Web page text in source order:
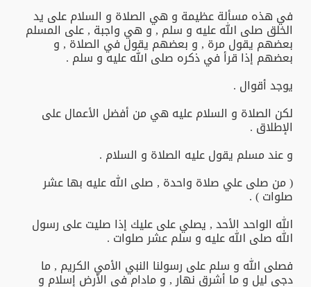
في هذه مسألة عظيمة و هي الصلاة و السلام على يد
الخلق صلى الله عليه و سلم , و هي واجبة , على المسلم
بعضهم يقول مرة , و بعضهم يقول في الصلاة , و
بعضهم إذا قرأ في ذكره صلى الله عليه و سلم .
يوجد أقوال .
لكن الصلاة و السلام عليه هي من أفضل الأعمال على
الإطلاق .
و عند مسلم يقول عليه الصلاة و السلام .
( من صلى علي صلاة واحدة , صلى الله عليه بها عشر
صلوات ) .
الله الواحد الأحد , يصلي على عليك إذا صليت على رسول
الله صلى الله عليه و سلم عشر صلوات .
فصلى الله و سلم على رسولنا النبي الأمي الكريم , ما
دجى ليل و ما أشرق نهار , و مادام في الأرض إسلام و